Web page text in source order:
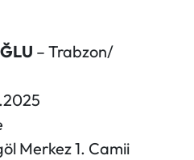
– Trabzon/
Merkez 1. Camii